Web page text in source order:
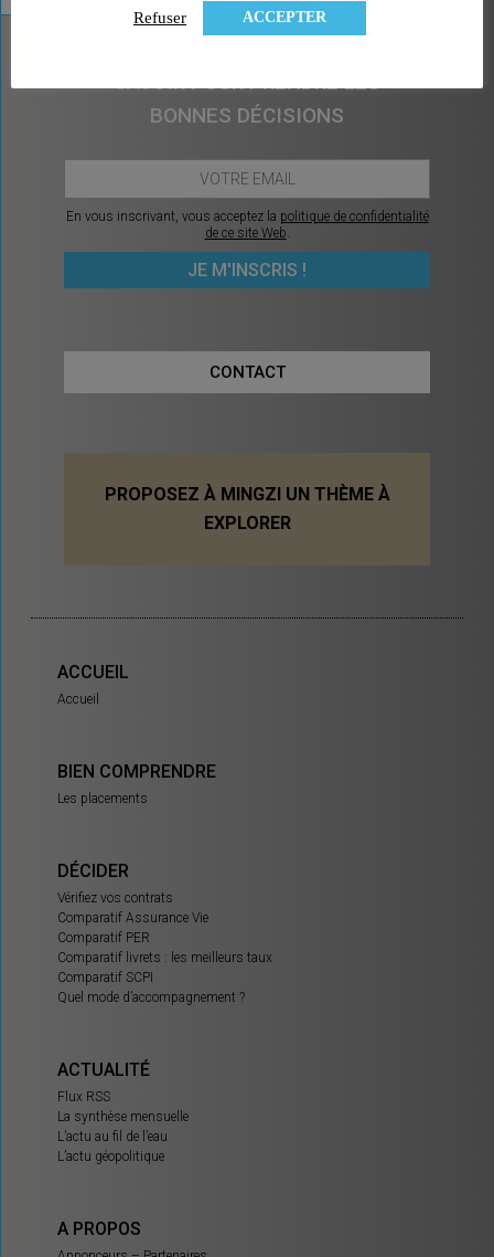
SAVOIR POUR PRENDRE LES
BONNES DÉCISIONS
En vous inscrivant, vous acceptez la politique de confidentialité
de ce site Web.
CONTACT
PROPOSEZ À MINGZI UN THÈME À
EXPLORER
ACCUEIL
Accueil
BIEN COMPRENDRE
Les placements
DÉCIDER
Vérifiez vos contrats
Comparatif Assurance Vie
Comparatif PER
Comparatif livrets : les meilleurs taux
Comparatif SCPI
Quel mode d’accompagnement ?
ACTUALITÉ
Flux RSS
La synthèse mensuelle
L’actu au fil de l’eau
L’actu géopolitique
A PROPOS
Refuser ACCEPTER